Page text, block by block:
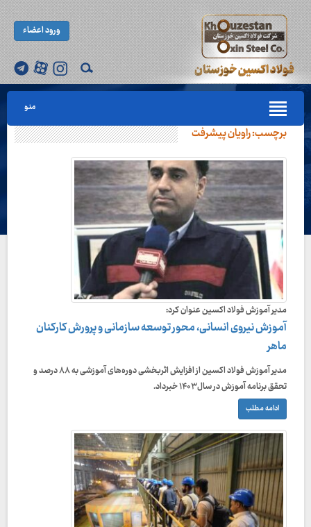
ورود اعضاء
منو
برچسب:راویان پیشرفت
مدیر آموزش فولاد اکسین عنوان کرد:
آموزش نیروی انسانی، محور توسعه سازمانی و پرورش کارکنان
ماهر
مدیر آموزش فولاد اکسین از افزایش اثربخشی دوره‌های آموزشی به ۸۸ درصد و
تحقق برنامه آموزش در سال ۱۴۰۳ خبرداد.
ادامه مطلب